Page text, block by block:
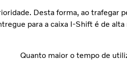
Desta forma, ao
para a caixa I-Shift é de
Quanto maior o tempo de